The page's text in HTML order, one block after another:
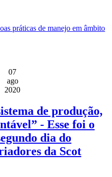
práticas de manejo em âmbito
07
ago
2020
de produção,
- Esse foi o
dia do
da Scot